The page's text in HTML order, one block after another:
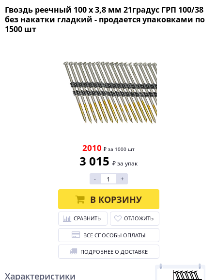
Гвоздь реечный 100 х 3,8 мм 21градус ГРП 100/38
без накатки гладкий - продается упаковками по
1500 шт
Характеристики
2010 ₽ за 1000 шт
3 015 ₽ за упак
-
+
В КОРЗИНУ
СРАВНИТЬ ОТЛОЖИТЬ
ВСЕ СПОСОБЫ ОПЛАТЫ
ПОДРОБНЕЕ О ДОСТАВКЕ